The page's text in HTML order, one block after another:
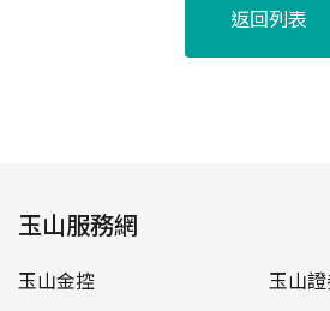
返回列表
玉山服務網
玉山金控
玉山